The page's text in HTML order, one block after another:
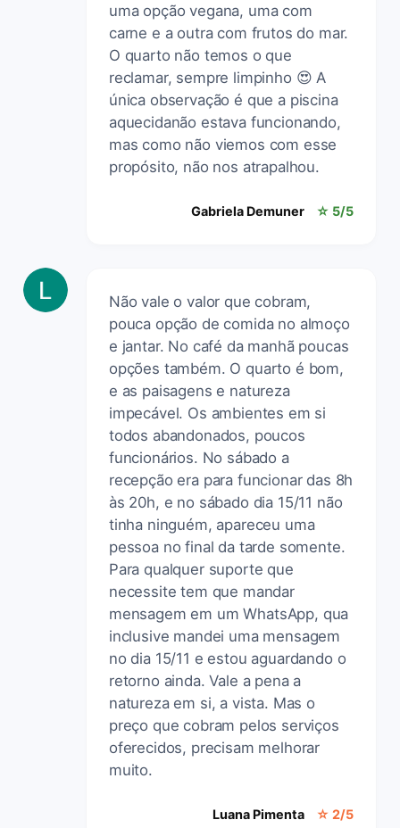
uma opção vegana, uma com
carne e a outra com frutos do mar.
O quarto não temos o que
reclamar, sempre limpinho 😍 A
única observação é que a piscina
aquecidanão estava funcionando,
mas como não viemos com esse
propósito, não nos atrapalhou.
Gabriela Demuner ☆ 5/5
Não vale o valor que cobram,
pouca opção de comida no almoço
e jantar. No café da manhã poucas
opções também. O quarto é bom,
e as paisagens e natureza
impecável. Os ambientes em si
todos abandonados, poucos
funcionários. No sábado a
recepção era para funcionar das 8h
às 20h, e no sábado dia 15/11 não
tinha ninguém, apareceu uma
pessoa no final da tarde somente.
Para qualquer suporte que
necessite tem que mandar
mensagem em um WhatsApp, qua
inclusive mandei uma mensagem
no dia 15/11 e estou aguardando o
retorno ainda. Vale a pena a
natureza em si, a vista. Mas o
preço que cobram pelos serviços
oferecidos, precisam melhorar
muito.
Luana Pimenta ☆ 2/5